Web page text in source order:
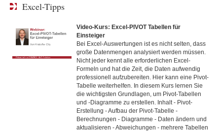
Excel-Tipps
Video-Kurs: Excel-PIVOT Tabellen für
Einsteiger
Bei Excel-Auswertungen ist es nicht selten, dass
große Datenmengen analysiert werden müssen.
Nicht jeder kennt alle erforderlichen Excel-
Formeln und hat die Zeit, die Daten aufwendig
professionell aufzubereiten. Hier kann eine Pivot-
Tabelle weiterhelfen. In diesem Kurs lernen Sie
die wichtigsten Grundlagen, um Pivot-Tabellen
und -Diagramme zu erstellen. Inhalt - Pivot-
Erstellung - Aufbau der Pivot-Tabelle -
Berechnungen - Diagramme - Daten ändern und
aktualisieren - Abweichungen - mehrere Tabellen